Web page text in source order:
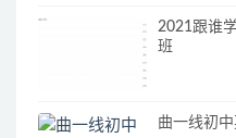
2021跟谁
班
曲一线初